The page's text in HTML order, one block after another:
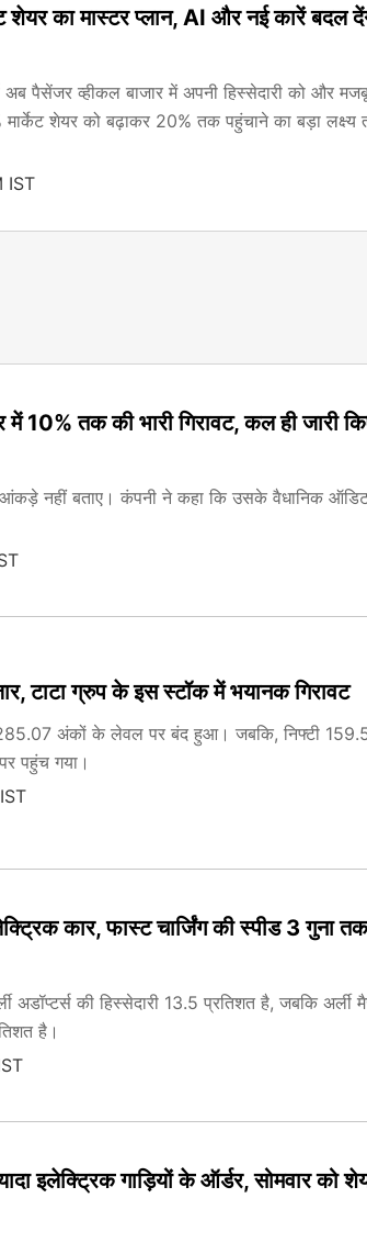
शेयर का मास्टर प्लान, AI और नई कारें बदल
अब पैसेंजर व्हीकल बाजार में अपनी हिस्सेदारी को और
शेयर को बढ़ाकर 20% तक पहुंचाने का बड़ा लक्ष्य
IST
10% तक की भारी गिरावट, कल ही जारी
नहीं बताए। कंपनी ने कहा कि उसके वैधानिक
टाटा ग्रुप के इस स्टॉक में भयानक गिरावट
अंकों के लेवल पर बंद हुआ। जबकि, निफ्टी
पहुंच गया।
कार, फास्ट चार्जिंग की स्पीड 3 गुना
अडॉप्टर्स की हिस्सेदारी 13.5 प्रतिशत है, जबकि अर्ली
है।
इलेक्ट्रिक गाड़ियों के ऑर्डर, सोमवार को